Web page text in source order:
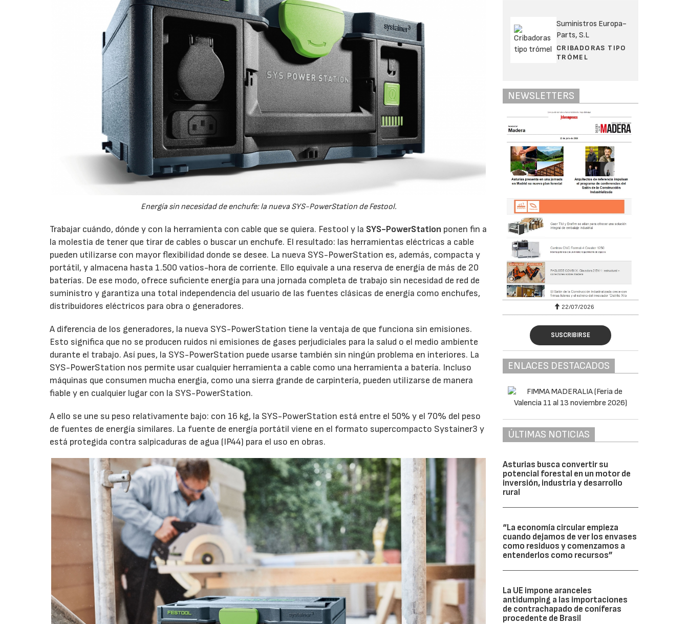
Energía sin necesidad de enchufe: la nueva SYS-PowerStation de Festool.
Trabajar cuándo, dónde y con la herramienta con cable que se quiera. Festool y la SYS-PowerStation ponen fin a
la molestia de tener que tirar de cables o buscar un enchufe. El resultado: las herramientas eléctricas a cable
pueden utilizarse con mayor flexibilidad donde se desee. La nueva SYS-PowerStation es, además, compacta y
portátil, y almacena hasta 1.500 vatios-hora de corriente. Ello equivale a una reserva de energía de más de 20
baterías. De ese modo, ofrece suficiente energía para una jornada completa de trabajo sin necesidad de red de
suministro y garantiza una total independencia del usuario de las fuentes clásicas de energía como enchufes,
distribuidores eléctricos para obra o generadores.
A diferencia de los generadores, la nueva SYS-PowerStation tiene la ventaja de que funciona sin emisiones.
Esto significa que no se producen ruidos ni emisiones de gases perjudiciales para la salud o el medio ambiente
durante el trabajo. Así pues, la SYS-PowerStation puede usarse también sin ningún problema en interiores. La
SYS-PowerStation nos permite usar cualquier herramienta a cable como una herramienta a batería. Incluso
máquinas que consumen mucha energía, como una sierra grande de carpintería, pueden utilizarse de manera
fiable y en cualquier lugar con la SYS-PowerStation.
A ello se une su peso relativamente bajo: con 16 kg, la SYS-PowerStation está entre el 50% y el 70% del peso
de fuentes de energía similares. La fuente de energía portátil viene en el formato supercompacto Systainer3 y
está protegida contra salpicaduras de agua (IP44) para el uso en obras.
Suministros Europa-
Parts, S.L
CRIBADORAS TIPO
TRÓMEL
NEWSLETTERS
22/07/2026
SUSCRIBIRSE
ENLACES DESTACADOS
ÚLTIMAS NOTICIAS
Asturias busca convertir su
potencial forestal en un motor de
inversión, industria y desarrollo
rural
“La economía circular empieza
cuando dejamos de ver los envases
como residuos y comenzamos a
entenderlos como recursos”
La UE impone aranceles
antidumping a las importaciones
de contrachapado de coníferas
procedente de Brasil